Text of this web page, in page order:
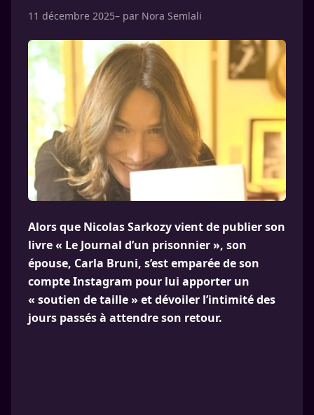
11 décembre 2025– par Nora Semlali
Alors que Nicolas Sarkozy vient de publier son
livre « Le Journal d’un prisonnier », son
épouse, Carla Bruni, s’est emparée de son
compte Instagram pour lui apporter un
« soutien de taille » et dévoiler l’intimité des
jours passés à attendre son retour.